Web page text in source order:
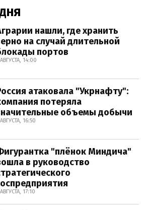
нашли, где хранить
на случай длительной
портов
14:00
атаковала "Укрнафту":
потеряла
объемы добычи
16:50
"плёнок Миндича"
в руководство
17:10